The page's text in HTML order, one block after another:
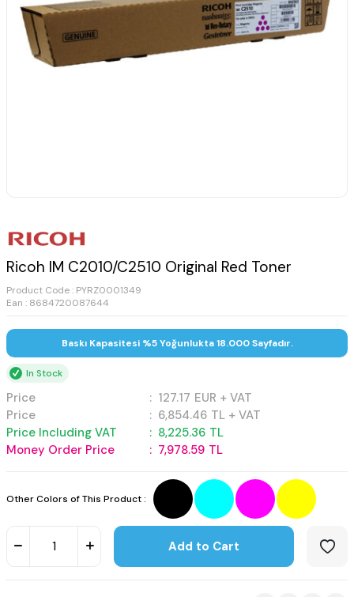
Ricoh IM C2010/C2510 Original Red Toner
Product Code : PYRZ0001349
Ean : 8684720087644
Baskı Kapasitesi %5 Yoğunlukta 18.000 Sayfadır.
In Stock
Price : 127.17 EUR + VAT
Price
: 6,854.46 TL + VAT
Price Including VAT
: 8,225.36 TL
Money Order Price
: 7,978.59 TL
Other Colors of This Product :
Add to Cart